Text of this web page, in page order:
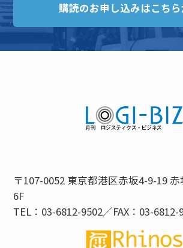
購読のお申し込みはこちら
〒107-0052 東京都港区赤坂4-9-19
6F
TEL：03-6812-9502／FAX：03-6812-